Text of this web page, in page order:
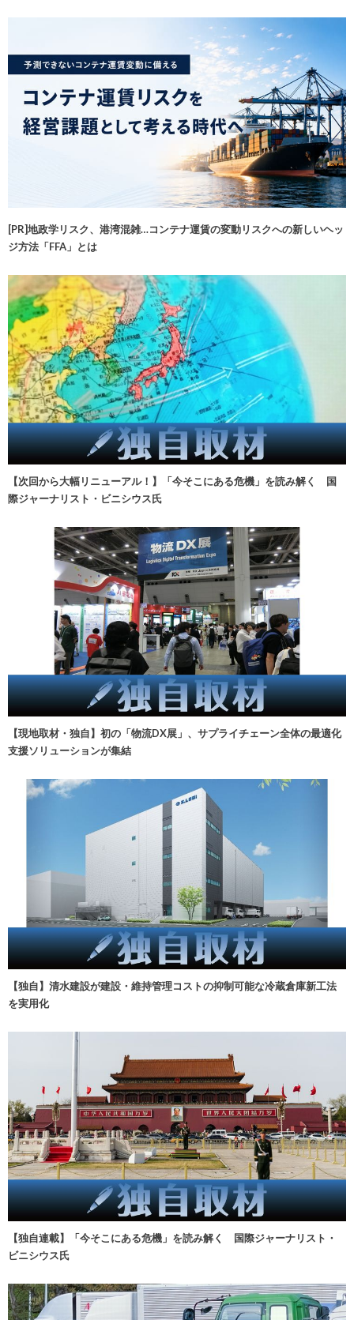
[PR]地政学リスク、港湾混雑…コンテナ運賃の変動リスクへの新しいヘッ
ジ方法「FFA」とは
【次回から大幅リニューアル！】「今そこにある危機」を読み解く 国
際ジャーナリスト・ビニシウス氏
【現地取材・独自】初の「物流DX展」、サプライチェーン全体の最適化
支援ソリューションが集結
【独自】清水建設が建設・維持管理コストの抑制可能な冷蔵倉庫新工法
を実用化
【独自連載】「今そこにある危機」を読み解く 国際ジャーナリスト・
ビニシウス氏